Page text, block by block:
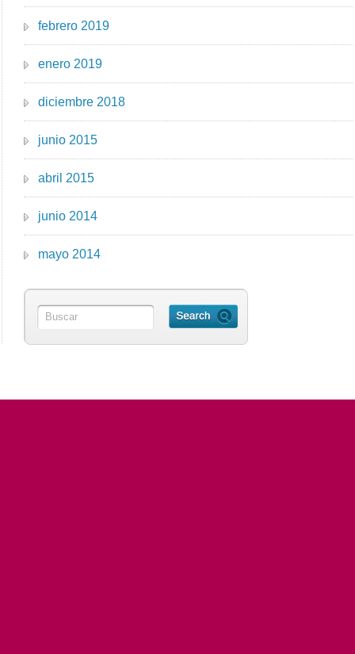
febrero 2019
enero 2019
diciembre 2018
junio 2015
abril 2015
junio 2014
mayo 2014